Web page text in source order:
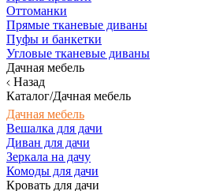
Оттоманки
Прямые тканевые диваны
Пуфы и банкетки
Угловые тканевые диваны
Дачная мебель
Назад
Каталог/Дачная мебель
Дачная мебель
Вешалка для дачи
Диван для дачи
Зеркала на дачу
Комоды для дачи
Кровать для дачи